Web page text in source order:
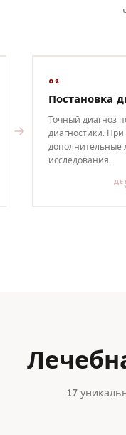
02
Постановка
Точный диагноз
диагностики.
дополнительные
исследования.
17